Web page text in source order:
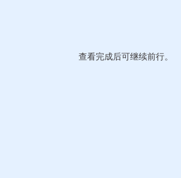
查看完成后可继续前行。